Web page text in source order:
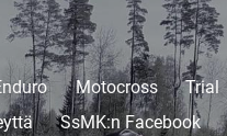
Motocross Trial
SsMK:n Facebook